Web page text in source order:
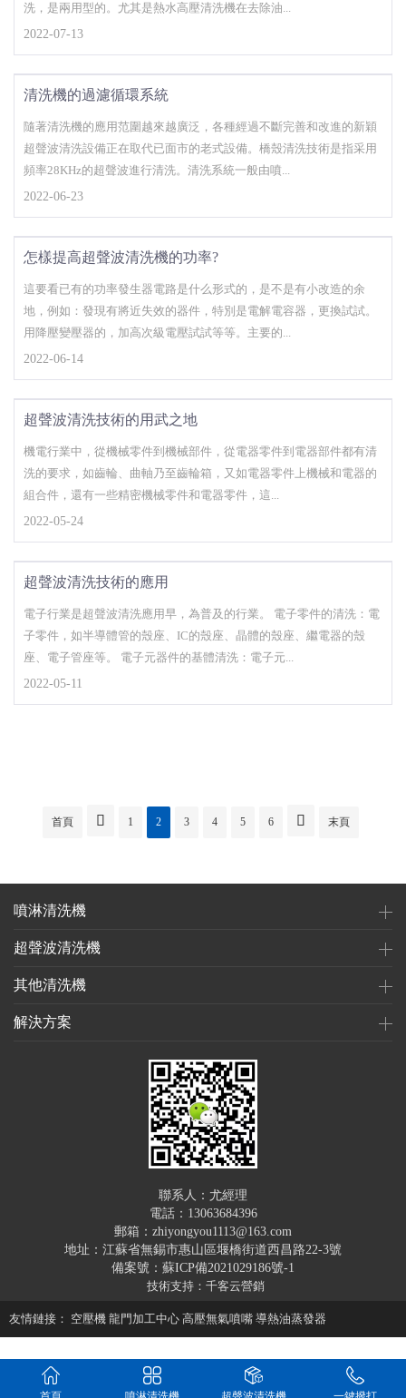
洗，是兩用型的。尤其是熱水高壓清洗機在去除油...
2022-07-13
清洗機的過濾循環系統
隨著清洗機的應用范圍越來越廣泛，各種經過不斷完善和改進的新穎
超聲波清洗設備正在取代已面市的老式設備。橋殼清洗技術是指采用
頻率28KHz的超聲波進行清洗。清洗系統一般由噴...
2022-06-23
怎樣提高超聲波清洗機的功率?
這要看已有的功率發生器電路是什么形式的，是不是有小改造的余
地，例如：發現有將近失效的器件，特別是電解電容器，更換試試。
用降壓變壓器的，加高次級電壓試試等等。主要的...
2022-06-14
超聲波清洗技術的用武之地
機電行業中，從機械零件到機械部件，從電器零件到電器部件都有清
洗的要求，如齒輪、曲軸乃至齒輪箱，又如電器零件上機械和電器的
組合件，還有一些精密機械零件和電器零件，這...
2022-05-24
超聲波清洗技術的應用
電子行業是超聲波清洗應用早，為普及的行業。 電子零件的清洗：電
子零件，如半導體管的殼座、IC的殼座、晶體的殼座、繼電器的殼
座、電子管座等。 電子元器件的基體清洗：電子元...
2022-05-11
首頁  1 2 3 4 5 6  末頁
噴淋清洗機
超聲波清洗機
其他清洗機
解決方案
聯系人：尤經理
電話：13063684396
郵箱：zhiyongyou1113@163.com
地址：江蘇省無錫市惠山區堰橋街道西昌路22-3號
備案號：蘇ICP備2021029186號-1
技術支持：千客云營銷
友情鏈接： 空壓機 龍門加工中心 高壓無氣噴嘴 導熱油蒸發器
电影色戒